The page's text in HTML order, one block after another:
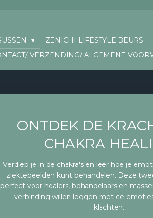
ZENICHI LIFESTYLE BEURS
VERZENDING/ ALGEMENE
ONTDEK DE
CHAKRA
Verdiep je in de chakra's en leer hoe je
ziektebeelden kunt behandelen. Deze
perfect voor healers, behandelaars en
verbinding willen leggen met de
klachten.